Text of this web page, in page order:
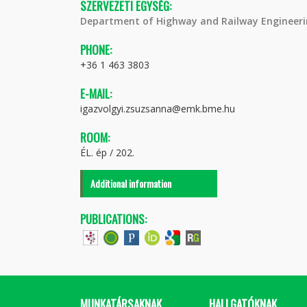
SZERVEZETI EGYSÉG:
Department of Highway and Railway
PHONE:
+36 1 463 3803
E-MAIL:
igazvolgyi.zsuzsanna@emk.bme.hu
ROOM:
ÉL. ép / 202.
Additional information
PUBLICATIONS: